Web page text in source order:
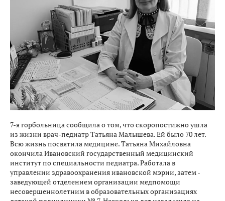
7-я горбольница сообщила о том, что скоропостижно ушла
из жизни врач-педиатр Татьяна Малышева. Ей было 70 лет.
Всю жизнь посвятила медицине. Татьяна Михайловна
окончила Ивановский государственный медицинский
институт по специальности педиатра. Работала в
управлении здравоохранения ивановской мэрии, затем -
заведующей отделением организации медпомощи
несовершеннолетним в образовательных организациях